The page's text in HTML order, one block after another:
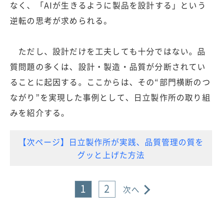
なく、「AIが生きるように製品を設計する」という
逆転の思考が求められる。
ただし、設計だけを工夫しても十分ではない。品
質問題の多くは、設計・製造・品質が分断されてい
ることに起因する。ここからは、その“部門横断のつ
ながり”を実現した事例として、日立製作所の取り組
みを紹介する。
【次ページ】日立製作所が実践、品質管理の質を
グッと上げた方法
1 2 次へ